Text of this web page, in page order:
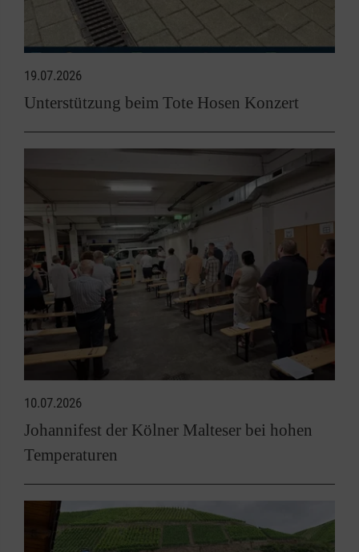
19.07.2026
Unterstützung beim Tote Hosen Konzert
10.07.2026
Johannifest der Kölner Malteser bei hohen
Temperaturen